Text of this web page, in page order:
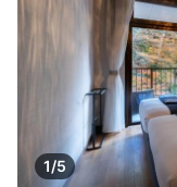
1/5